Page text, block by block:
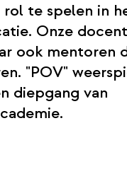
te spelen in
Onze
ook mentoren
"POV"
diepgang van